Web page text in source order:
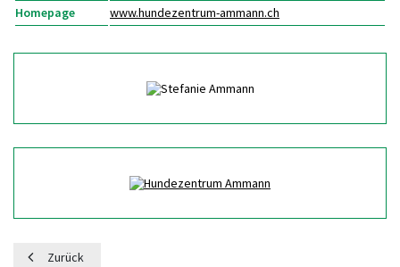
Homepage
www.hundezentrum-ammann.ch
Zurück